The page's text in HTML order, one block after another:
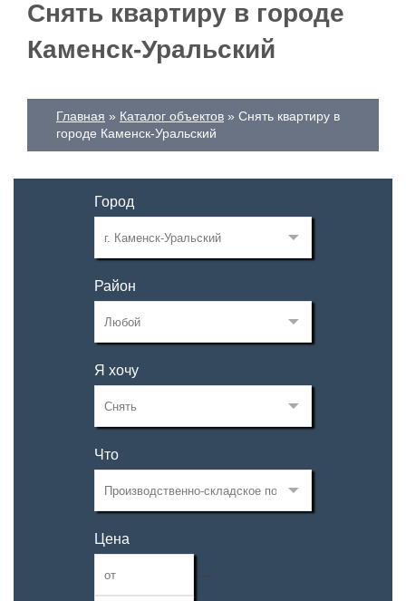
Снять квартиру в городе
Каменск-Уральский
Главная Каталог объектов
Снять квартиру в
городе Каменск-Уральский
Город
Район
Я хочу
Что
Цена
—